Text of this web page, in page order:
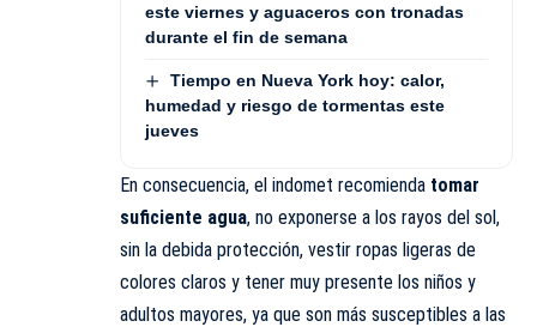
este viernes y aguaceros con tronadas
durante el fin de semana
Tiempo en Nueva York hoy: calor,
humedad y riesgo de tormentas este
jueves
En consecuencia, el indomet recomienda tomar
suficiente agua, no exponerse a los rayos del sol,
sin la debida protección, vestir ropas ligeras de
colores claros y tener muy presente los niños y
adultos mayores, ya que son más susceptibles a las